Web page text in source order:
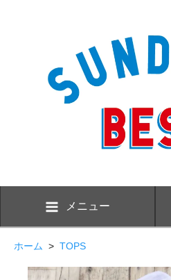
メニュー
ホーム > TOPS